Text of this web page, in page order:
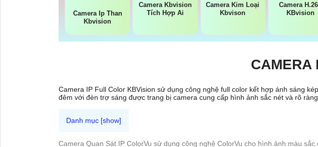
Camera Ip Than
Kbvision
Camera Kbvision
Tích Hợp Ai
Camera Kim Loại
Kbvison
Camera
KBvision
CAMERA
Camera IP Full Color KBVision sử dụng công nghệ full color kết hợp ánh sáng
đêm với đèn trợ sáng được trang bị camera cung cấp hình ảnh sắc nét và rõ
Camera Quan Sát IP ColorVu sử dụng công nghệ ColorVu cho hình ảnh màu